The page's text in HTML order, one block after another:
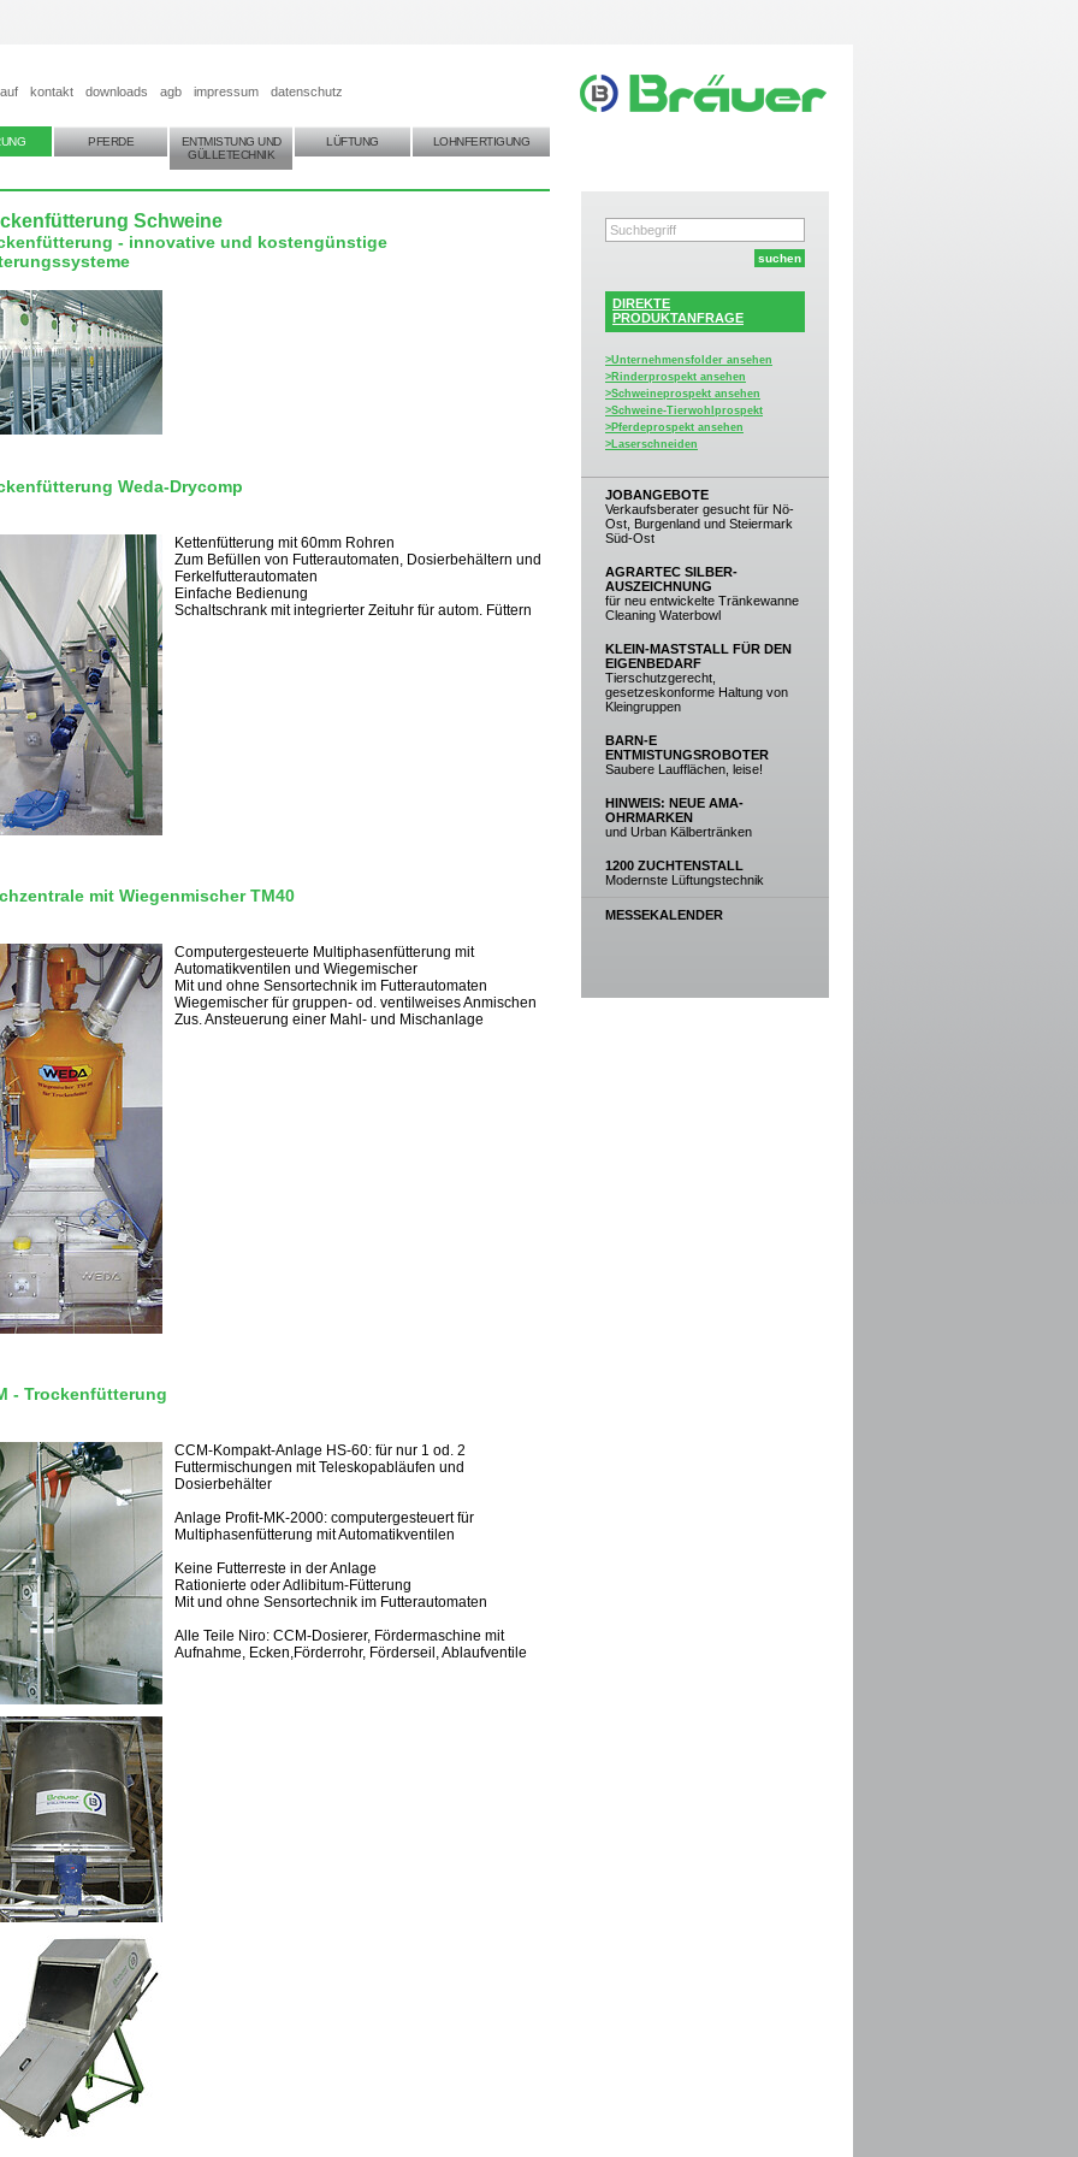
kontakt downloads agb impressum datenschutz
PFERDE
ENTMISTUNG UND
GÜLLETECHNIK
LÜFTUNG LOHNFERTIGUNG
DIREKTE
PRODUKTANFRAGE
>Unternehmensfolder ansehen
>Rinderprospekt ansehen
>Schweineprospekt ansehen
>Schweine-Tierwohlprospekt
>Pferdeprospekt ansehen
>Laserschneiden
JOBANGEBOTE
Verkaufsberater gesucht für Nö-
Ost, Burgenland und Steiermark
Süd-Ost
AGRARTEC SILBER-
AUSZEICHNUNG
für neu entwickelte Tränkewanne
Cleaning Waterbowl
KLEIN-MASTSTALL FÜR DEN
EIGENBEDARF
Tierschutzgerecht,
gesetzeskonforme Haltung von
Kleingruppen
BARN-E
ENTMISTUNGSROBOTER
Saubere Laufflächen, leise!
HINWEIS: NEUE AMA-
OHRMARKEN
und Urban Kälbertränken
1200 ZUCHTENSTALL
Modernste Lüftungstechnik
MESSEKALENDER
Schweine
- innovative und kostengünstige
Weda-Drycomp
Kettenfütterung mit 60mm Rohren
Zum Befüllen von Futterautomaten, Dosierbehältern und
Ferkelfutterautomaten
Einfache Bedienung
Schaltschrank mit integrierter Zeituhr für autom. Füttern
mit Wiegenmischer TM40
Computergesteuerte Multiphasenfütterung mit
Automatikventilen und Wiegemischer
Mit und ohne Sensortechnik im Futterautomaten
Wiegemischer für gruppen- od. ventilweises Anmischen
Zus. Ansteuerung einer Mahl- und Mischanlage
- Trockenfütterung
CCM-Kompakt-Anlage HS-60: für nur 1 od. 2
Futtermischungen mit Teleskopabläufen und
Dosierbehälter
Anlage Profit-MK-2000: computergesteuert für
Multiphasenfütterung mit Automatikventilen
Keine Futterreste in der Anlage
Rationierte oder Adlibitum-Fütterung
Mit und ohne Sensortechnik im Futterautomaten
Alle Teile Niro: CCM-Dosierer, Fördermaschine mit
Aufnahme, Ecken,Förderrohr, Förderseil, Ablaufventile